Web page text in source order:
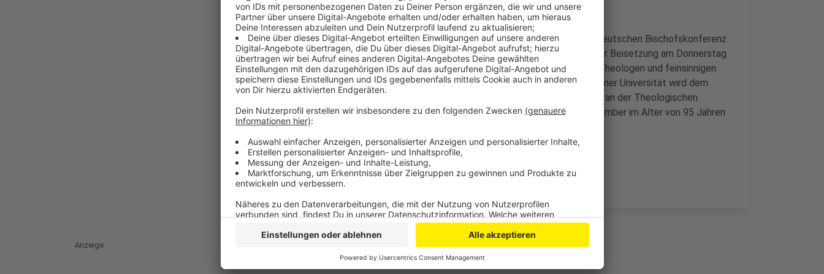
In der Basilika des Bonner Münster liegt ein Kondelenzbuch der Deutschen Bischofskonferenz
aus, in das sich Gäste eintragen können. In den Messen wird bis zur Beisetzung am Donnerstag
dem verstorbenen Papst gedacht. "Wir trauern um einen großen Theologen und feinsinnigen
Mann", erklärte der Bonner Stadtdechant Picken. Auch an der Bonner Universität wird dem
emeritierten Papst gedacht: Von 1959 bis 1963 war er Professor an der Theologischen
Fakultät. Der emeritierte Papst Benedikt der 16. war am 31. Dezember im Alter von 95 Jahren
Anzeige
Anzeige